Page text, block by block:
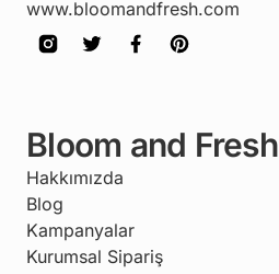
www.bloomandfresh.com
Bloom and Fresh
Hakkımızda
Blog
Kampanyalar
Kurumsal Sipariş